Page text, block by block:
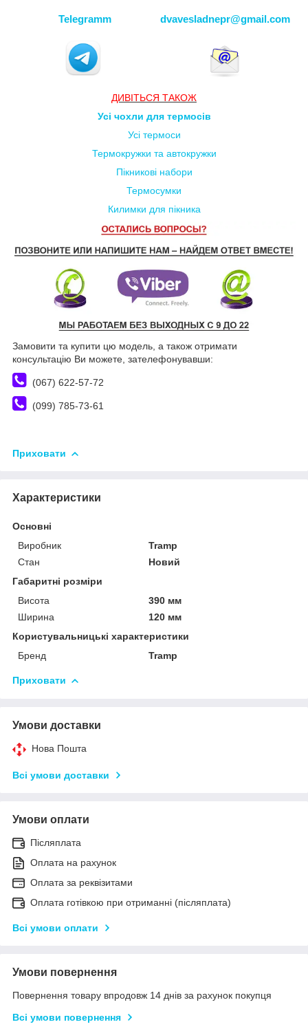
Telegramm dvavesladnepr@gmail.com
ДИВІТЬСЯ ТАКОЖ
Усі чохли для термосів
Усі термоси
Термокружки та автокружки
Пікникові набори
Термосумки
Килимки для пікника
Замовити та купити цю модель, а також отримати
консультацію Ви можете, зателефонувавши:
(067) 622-57-72
(099) 785-73-61
Приховати
Характеристики
Основні
Виробник
Tramp
Стан
Новий
Габаритні розміри
Висота
390 мм
Ширина
120 мм
Користувальницькі характеристики
Бренд
Tramp
Приховати
Умови доставки
Нова Пошта
Всі умови доставки
Умови оплати
Післяплата
Оплата на рахунок
Оплата за реквізитами
Оплата готівкою при отриманні (післяплата)
Всі умови оплати
Умови повернення
Повернення товару впродовж 14 днів за рахунок покупця
Всі умови повернення